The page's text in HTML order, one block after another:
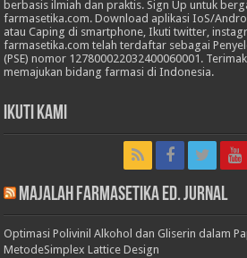
berbasis ilmiah dan praktis. Sign Up untuk
farmasetika.com. Download aplikasi IoS/
atau Caping di smartphone, Ikuti twitter,
farmasetika.com telah terdaftar sebagai
(PSE) nomor 127800022032400060001.
memajukan bidang farmasi di Indonesia.
Ikuti Kami
Majalah Farmasetika Ed. Jurnal
Optimasi Polivinil Alkohol dan Gliserin dalam
MetodeSimplex Lattice Design